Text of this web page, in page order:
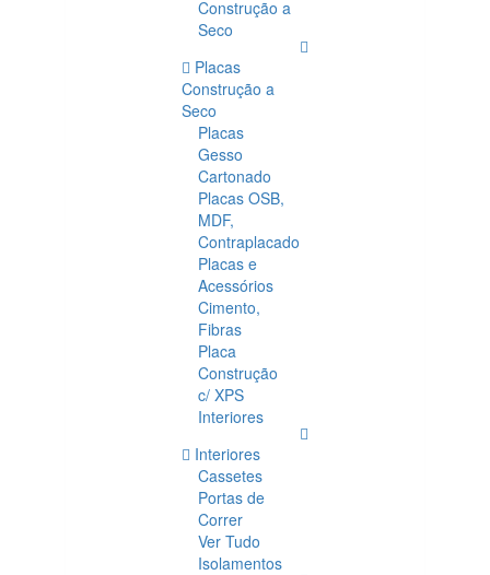
Construção a
Seco
Placas
Construção a
Seco
Placas
Gesso
Cartonado
Placas OSB,
MDF,
Contraplacado
Placas e
Acessórios
Cimento,
Fibras
Placa
Construção
c/ XPS
Interiores
Interiores
Cassetes
Portas de
Correr
Ver Tudo
Isolamentos